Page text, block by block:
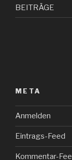
BEITRÄGE
META
Anmelden
Eintrags-Feed
Kommentar-